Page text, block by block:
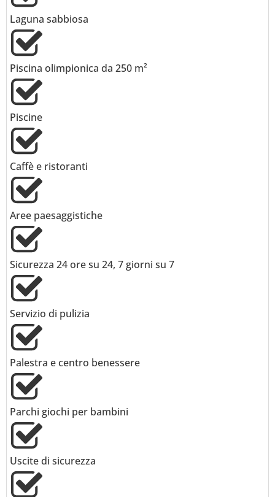
Laguna sabbiosa
Piscina olimpionica da 250 m²
Piscine
Caffè e ristoranti
Aree paesaggistiche
Sicurezza 24 ore su 24, 7 giorni su 7
Servizio di pulizia
Palestra e centro benessere
Parchi giochi per bambini
Uscite di sicurezza